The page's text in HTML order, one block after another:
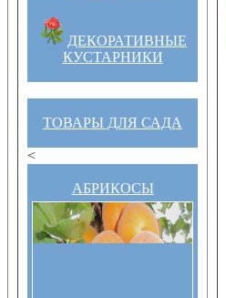
ДЕКОРАТИВНЫЕ
КУСТАРНИКИ
ТОВАРЫ ДЛЯ САДА
<
АБРИКОСЫ